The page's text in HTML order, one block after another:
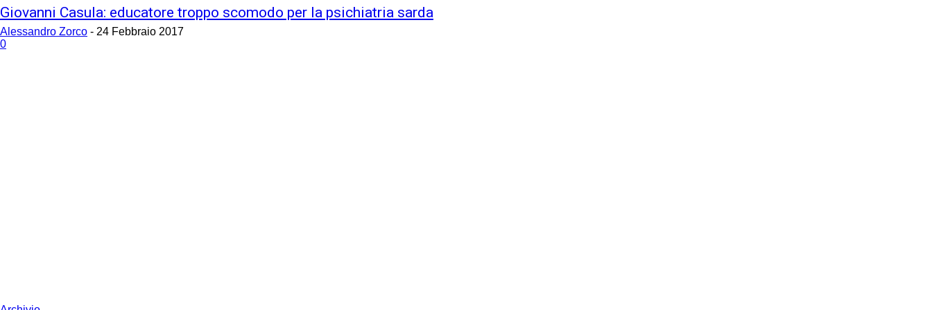
Giovanni Casula: educatore troppo scomodo per la psichiatria sarda
Alessandro Zorco - 24 Febbraio 2017
0